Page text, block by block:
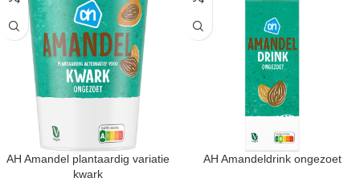
AH Amandel plantaardig variatie
kwark
AH Amandeldrink ongezoet